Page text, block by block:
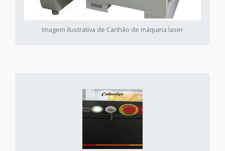
Imagem ilustrativa de Canhão de máquina laser